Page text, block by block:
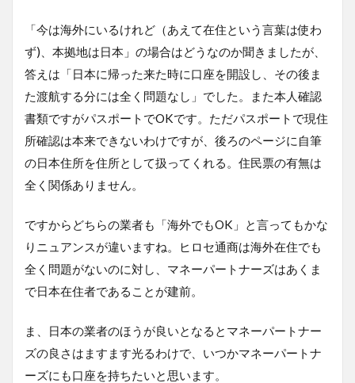
「今は海外にいるけれど（あえて在住という言葉は使わ
ず)、本拠地は日本」の場合はどうなのか聞きましたが、
答えは「日本に帰った来た時に口座を開設し、その後ま
た渡航する分には全く問題なし」でした。また本人確認
書類ですがパスポートでOKです。ただパスポートで現住
所確認は本来できないわけですが、後ろのページに自筆
の日本住所を住所として扱ってくれる。住民票の有無は
全く関係ありません。
ですからどちらの業者も「海外でもOK」と言ってもかな
りニュアンスが違いますね。ヒロセ通商は海外在住でも
全く問題がないのに対し、マネーパートナーズはあくま
で日本在住者であることが建前。
ま、日本の業者のほうが良いとなるとマネーパートナー
ズの良さはますます光るわけで、いつかマネーパートナ
ーズにも口座を持ちたいと思います。